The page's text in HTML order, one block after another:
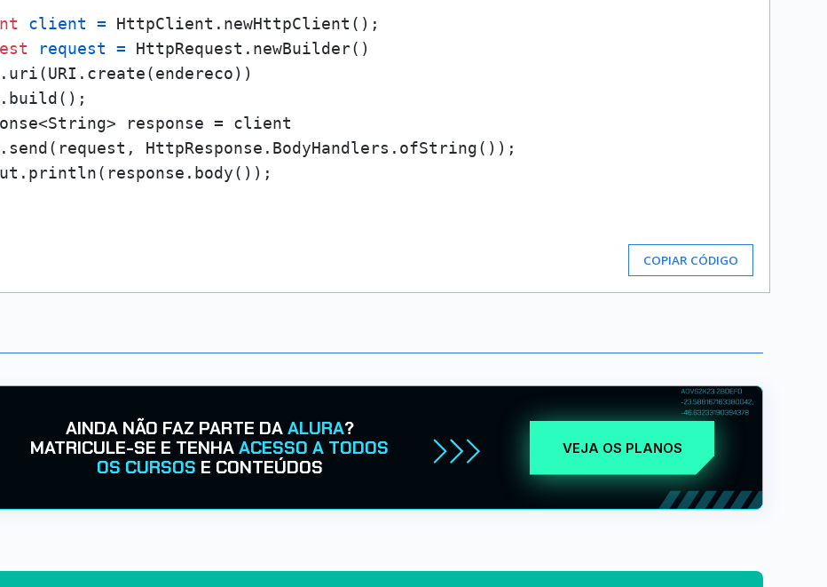
client = HttpClient.newHttpClient();
request = HttpRequest.newBuilder()
response = client
HttpResponse.BodyHandlers.ofString());
COPIAR CÓDIGO
AINDA NÃO FAZ PARTE DAALURA?
MATRICULE-SE E TENHAACESSO A TODOS
OS CURSOS E CONTEÚDOS
VEJA OS PLANOS